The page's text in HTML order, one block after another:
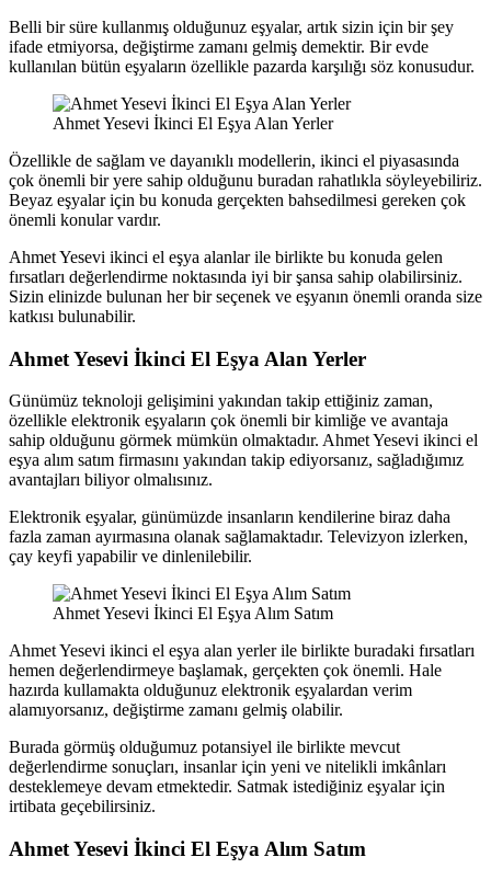
Belli bir süre kullanmış olduğunuz eşyalar, artık sizin için bir şey
ifade etmiyorsa, değiştirme zamanı gelmiş demektir. Bir evde
kullanılan bütün eşyaların özellikle pazarda karşılığı söz konusudur.
Ahmet Yesevi İkinci El Eşya Alan Yerler
Özellikle de sağlam ve dayanıklı modellerin, ikinci el piyasasında
çok önemli bir yere sahip olduğunu buradan rahatlıkla söyleyebiliriz.
Beyaz eşyalar için bu konuda gerçekten bahsedilmesi gereken çok
önemli konular vardır.
Ahmet Yesevi ikinci el eşya alanlar ile birlikte bu konuda gelen
fırsatları değerlendirme noktasında iyi bir şansa sahip olabilirsiniz.
Sizin elinizde bulunan her bir seçenek ve eşyanın önemli oranda size
katkısı bulunabilir.
Ahmet Yesevi İkinci El Eşya Alan Yerler
Günümüz teknoloji gelişimini yakından takip ettiğiniz zaman,
özellikle elektronik eşyaların çok önemli bir kimliğe ve avantaja
sahip olduğunu görmek mümkün olmaktadır. Ahmet Yesevi ikinci el
eşya alım satım firmasını yakından takip ediyorsanız, sağladığımız
avantajları biliyor olmalısınız.
Elektronik eşyalar, günümüzde insanların kendilerine biraz daha
fazla zaman ayırmasına olanak sağlamaktadır. Televizyon izlerken,
çay keyfi yapabilir ve dinlenilebilir.
Ahmet Yesevi İkinci El Eşya Alım Satım
Ahmet Yesevi ikinci el eşya alan yerler ile birlikte buradaki fırsatları
hemen değerlendirmeye başlamak, gerçekten çok önemli. Hale
hazırda kullamakta olduğunuz elektronik eşyalardan verim
alamıyorsanız, değiştirme zamanı gelmiş olabilir.
Burada görmüş olduğumuz potansiyel ile birlikte mevcut
değerlendirme sonuçları, insanlar için yeni ve nitelikli imkânları
desteklemeye devam etmektedir. Satmak istediğiniz eşyalar için
irtibata geçebilirsiniz.
Ahmet Yesevi İkinci El Eşya Alım Satım